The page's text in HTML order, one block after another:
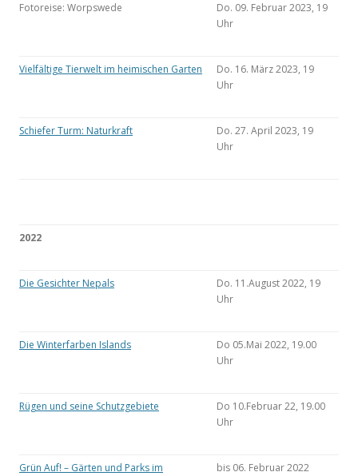
Fotoreise: Worpswede
Do. 09. Februar 2023, 19
Uhr
Vielfältige Tierwelt im heimischen Garten
Do. 16. März 2023, 19
Uhr
Schiefer Turm: Naturkraft
Do. 27. April 2023, 19
Uhr
2022
Die Gesichter Nepals
Do. 11.August 2022, 19
Uhr
Die Winterfarben Islands
Do 05.Mai 2022, 19.00
Uhr
Rügen und seine Schutzgebiete
Do 10.Februar 22, 19.00
Uhr
Grün Auf! – Gärten und Parks im
bis 06. Februar 2022